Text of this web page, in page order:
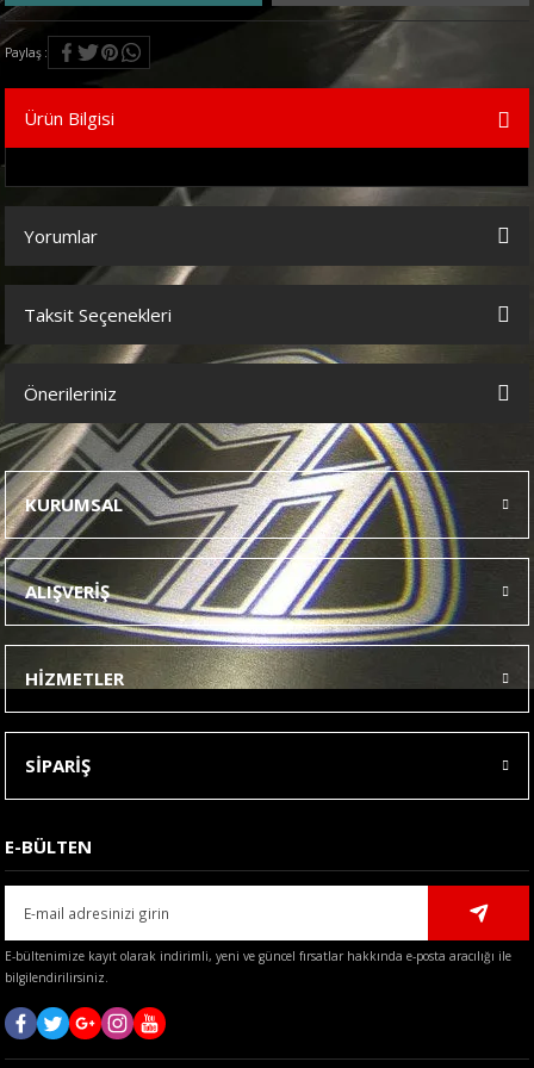
Paylaş
Ürün Bilgisi
Yorumlar
Bu ürüne ilk yorumu siz yapın!
Taksit Seçenekleri
Önerileriniz
Bu ürünün fiyat bilgisi, resim, ürün açıklamalarında ve diğer
konularda yetersiz gördüğünüz noktaları öneri formunu kullanarak
tarafımıza iletebilirsiniz.
Görüş ve önerileriniz için teşekkür ederiz.
Ürün resmi kalitesiz, bozuk veya görüntülenemiyor.
Ürün açıklamasında eksik bilgiler bulunuyor.
Ürün bilgilerinde hatalar bulunuyor.
Ürün fiyatı diğer sitelerden daha pahalı.
Bu ürüne benzer farklı alternatifler olmalı.
Gönder
KURUMSAL
ALIŞVERİŞ
HİZMETLER
SİPARİŞ
E-BÜLTEN
E-bültenimize kayıt olarak indirimli, yeni ve güncel fırsatlar hakkında e-posta aracılığı ile
bilgilendirilirsiniz.